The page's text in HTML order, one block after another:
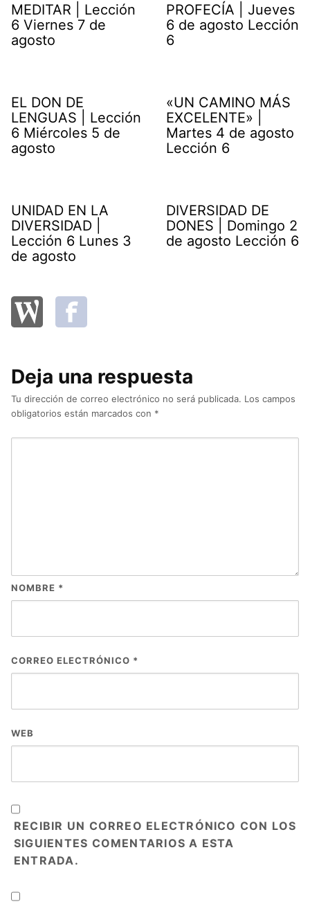
MEDITAR | Lección
6 Viernes 7 de
agosto
PROFECÍA | Jueves
6 de agosto Lección
6
EL DON DE
LENGUAS | Lección
6 Miércoles 5 de
agosto
«UN CAMINO MÁS
EXCELENTE» |
Martes 4 de agosto
Lección 6
UNIDAD EN LA
DIVERSIDAD |
Lección 6 Lunes 3
de agosto
DIVERSIDAD DE
DONES | Domingo 2
de agosto Lección 6
Deja una respuesta
Tu dirección de correo electrónico no será publicada. Los campos
obligatorios están marcados con *
NOMBRE *
CORREO ELECTRÓNICO *
WEB
RECIBIR UN CORREO ELECTRÓNICO CON LOS
SIGUIENTES COMENTARIOS A ESTA
ENTRADA.